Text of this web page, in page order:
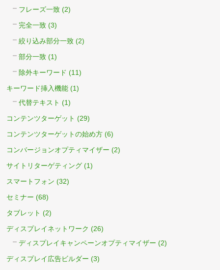
フレーズ一致 (2)
完全一致 (3)
絞り込み部分一致 (2)
部分一致 (1)
除外キーワード (11)
キーワード挿入機能 (1)
代替テキスト (1)
コンテンツターゲット (29)
コンテンツターゲットの始め方 (6)
コンバージョンオプティマイザー (2)
サイトリターゲティング (1)
スマートフォン (32)
セミナー (68)
タブレット (2)
ディスプレイネットワーク (26)
ディスプレイキャンペーンオプティマイザー (2)
ディスプレイ広告ビルダー (3)